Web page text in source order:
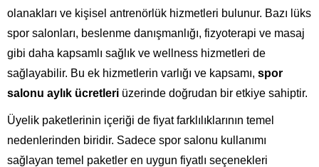
olanakları ve kişisel antrenörlük hizmetleri bulunur. Bazı lüks
spor salonları, beslenme danışmanlığı, fizyoterapi ve masaj
gibi daha kapsamlı sağlık ve wellness hizmetleri de
sağlayabilir. Bu ek hizmetlerin varlığı ve kapsamı, spor
salonu aylık ücretleri üzerinde doğrudan bir etkiye sahiptir.
Üyelik paketlerinin içeriği de fiyat farklılıklarının temel
nedenlerinden biridir. Sadece spor salonu kullanımı
sağlayan temel paketler en uygun fiyatlı seçenekleri